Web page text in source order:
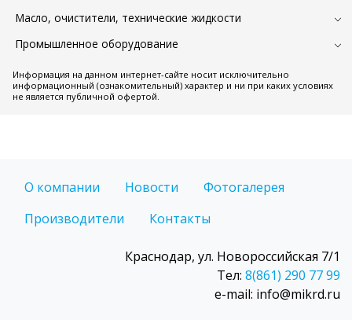
Масло, очистители, технические жидкости
Промышленное оборудование
Информация на данном интернет-сайте носит исключительно
информационный (ознакомительный) характер и ни при каких условиях
не является публичной офертой.
О компании Новости
Фотогалерея
Производители
Контакты
Краснодар, ул. Новороссийская 7/1
Тел: 8(861) 290 77 99
e-mail: info@mikrd.ru